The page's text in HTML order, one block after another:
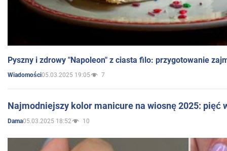
Pyszny i zdrowy "Napoleon" z ciasta filo: przygotowanie
Wiadomości05.03.2025 19:05 7
Najmodniejszy kolor manicure na wiosnę 2025: pięć
Dama05.03.2025 18:52 10